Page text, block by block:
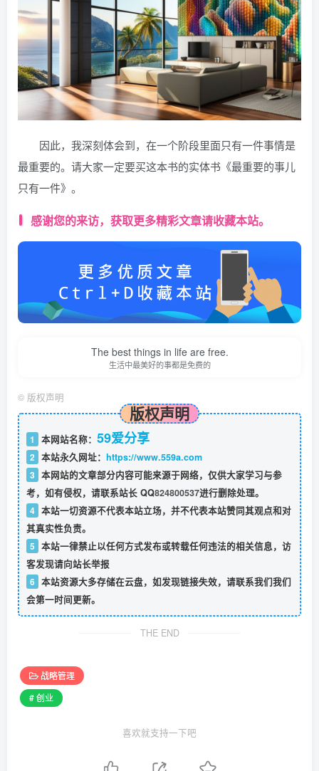
因此，我深刻体会到，在一个阶段里面只有一件事情是
最重要的。请大家一定要买这本书的实体书《最重要的事儿
只有一件》。
感谢您的来访，获取更多精彩文章请收藏本站。
The best things in life are free.
生活中最美好的事都是免费的
© 版权声明
版权声明
1 本网站名称： 59爱分享
2 本站永久网址： https://www.559a.com
3 本网站的文章部分内容可能来源于网络，仅供大家学习与参
考，如有侵权，请联系站长 QQ824800537进行删除处理。
4 本站一切资源不代表本站立场，并不代表本站赞同其观点和对
其真实性负责。
5 本站一律禁止以任何方式发布或转载任何违法的相关信息，访
客发现请向站长举报
6 本站资源大多存储在云盘，如发现链接失效，请联系我们我们
会第一时间更新。
THE END
战略管理
# 创业
喜欢就支持一下吧